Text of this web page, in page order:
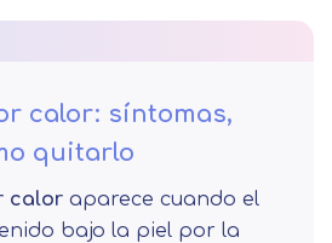
calor: síntomas,
quitarlo
calor aparece cuando el
bajo la piel por la